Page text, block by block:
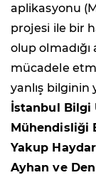
aplikasyonu
projesi ile bir
olup
mücadele
yanlış bilginin
İstanbul Bilgi
Mühendisliği
Yakup
Ayhan ve